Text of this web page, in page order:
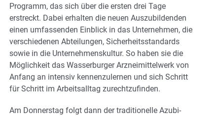
Programm, das sich über die ersten drei Tage
erstreckt. Dabei erhalten die neuen Auszubildenden
einen umfassenden Einblick in das Unternehmen, die
verschiedenen Abteilungen, Sicherheitsstandards
sowie in die Unternehmenskultur. So haben sie die
Möglichkeit das Wasserburger Arzneimittelwerk von
Anfang an intensiv kennenzulernen und sich Schritt
für Schritt im Arbeitsalltag zurechtzufinden.
Am Donnerstag folgt dann der traditionelle Azubi-